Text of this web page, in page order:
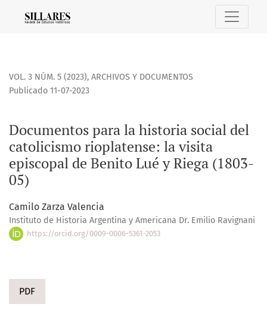
Documentos para la historia social del catolicismo
VOL. 3 NÚM. 5 (2023), ARCHIVOS Y DOCUMENTOS
Documentos para la historia social del
catolicismo rioplatense: la visita
episcopal de Benito Lué y Riega (1803-
05)
Publicado 11-07-2023
Camilo Zarza Valencia
Instituto de Historia Argentina y Americana Dr. Emilio Ravignani
https://orcid.org/0009-0006-5361-2053
PDF